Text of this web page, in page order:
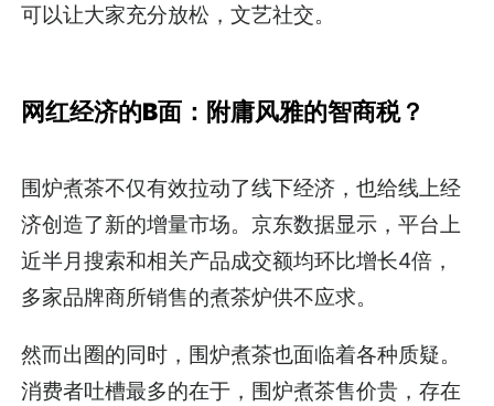
可以让大家充分放松，文艺社交。
网红经济的B面：附庸风雅的智商税？
围炉煮茶不仅有效拉动了线下经济，也给线上经
济创造了新的增量市场。京东数据显示，平台上
近半月搜索和相关产品成交额均环比增长4倍，
多家品牌商所销售的煮茶炉供不应求。
然而出圈的同时，围炉煮茶也面临着各种质疑。
消费者吐槽最多的在于，围炉煮茶售价贵，存在